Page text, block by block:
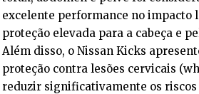
excelente performance no impacto
proteção elevada para a cabeça e
Além disso, o Nissan Kicks
proteção contra lesões cervicais
reduzir significativamente os riscos